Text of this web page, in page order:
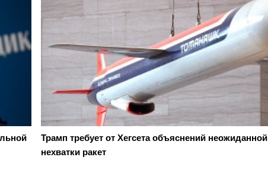
Трамп требует от Хегсета объяснений неожиданной
нехватки ракет